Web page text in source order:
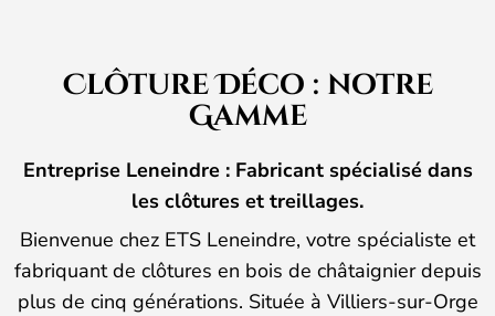
Clôture Déco : notre
Gamme
Entreprise Leneindre : Fabricant spécialisé dans
les clôtures et treillages.
Bienvenue chez ETS Leneindre, votre spécialiste et
fabriquant de clôtures en bois de châtaignier depuis
plus de cinq générations. Située à Villiers-sur-Orge